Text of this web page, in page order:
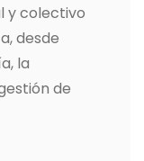
y colectivo
desde
la
de